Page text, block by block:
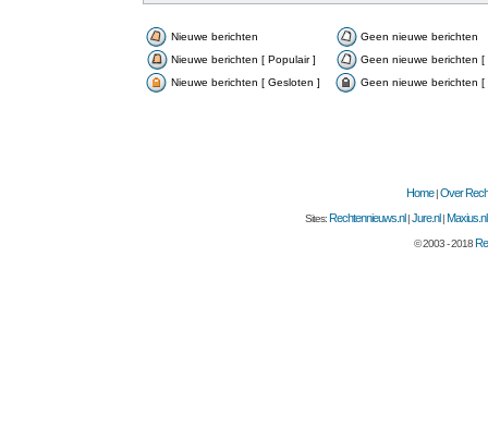
Nieuwe berichten
Geen nieuwe berichten
Nieuwe berichten [ Populair ]
Geen nieuwe berichten [
Nieuwe berichten [ Gesloten ]
Geen nieuwe berichten [
Home|Over
Sites:Rechtennieuws.nl |Jure.nl |Maxius.nl
© 2003 - 2018